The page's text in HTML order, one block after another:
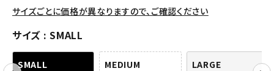
COLLABORATION BRAND
SEASON
サイズごとに価格が異なりますので、ご確認ください
サイズ SMALL
SMALL MEDIUM LARGE